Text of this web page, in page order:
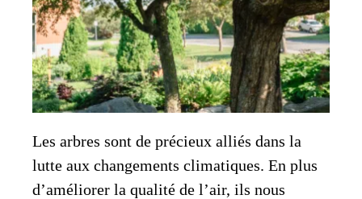
Les arbres sont de précieux alliés dans la
lutte aux changements climatiques. En plus
d’améliorer la qualité de l’air, ils nous